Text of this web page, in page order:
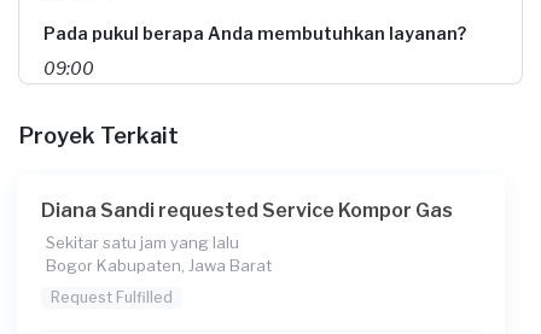
Pada pukul berapa Anda membutuhkan layanan?
09:00
Rp65.000 + Rp3.700 (biaya Transaksi)
Proyek Terkait
Diana Sandi requested Service Kompor Gas
Sekitar satu jam yang lalu
Bogor Kabupaten, Jawa Barat
Request Fulfilled